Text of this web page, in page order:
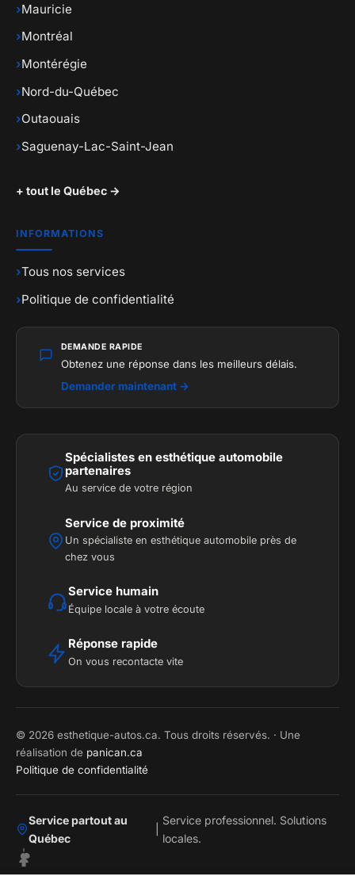
›Mauricie
›Montréal
›Montérégie
›Nord-du-Québec
›Outaouais
›Saguenay-Lac-Saint-Jean
+ tout le Québec →
INFORMATIONS
›Tous nos services
›Politique de confidentialité
DEMANDE RAPIDE
Obtenez une réponse dans les meilleurs délais.
Demander maintenant →
Spécialistes en esthétique automobile
partenaires
Au service de votre région
Service de proximité
Un spécialiste en esthétique automobile près de
chez vous
Service humain
Équipe locale à votre écoute
Réponse rapide
On vous recontacte vite
© 2026 esthetique-autos.ca. Tous droits réservés. · Une
réalisation de panican.ca
Politique de confidentialité
Service partout au
Québec
Service professionnel. Solutions
locales.